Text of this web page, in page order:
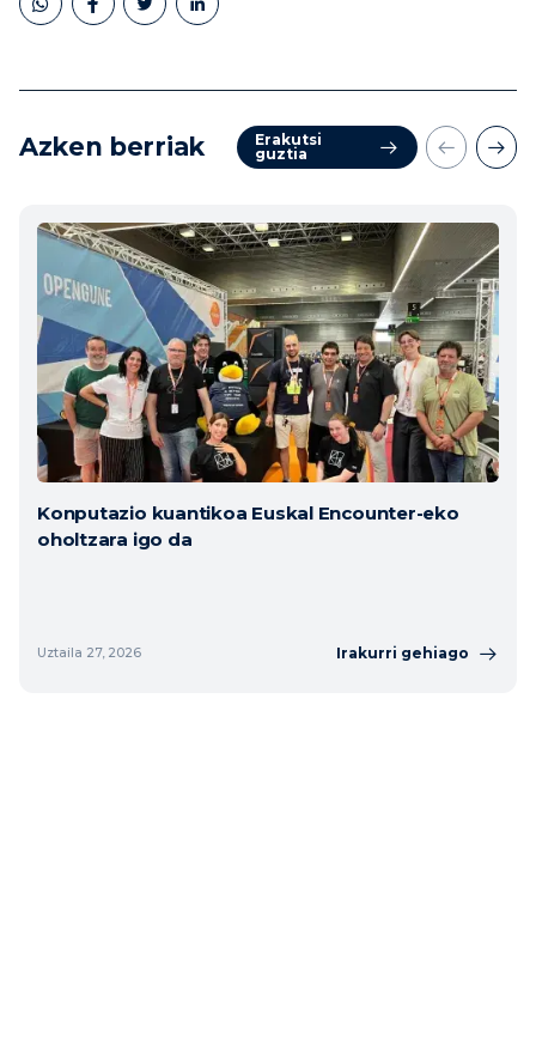
Azken berriak
Erakutsi
guztia
Konputazio kuantikoa Euskal Encounter-eko
oholtzara igo da
Uztaila 27, 2026 Irakurri gehiago